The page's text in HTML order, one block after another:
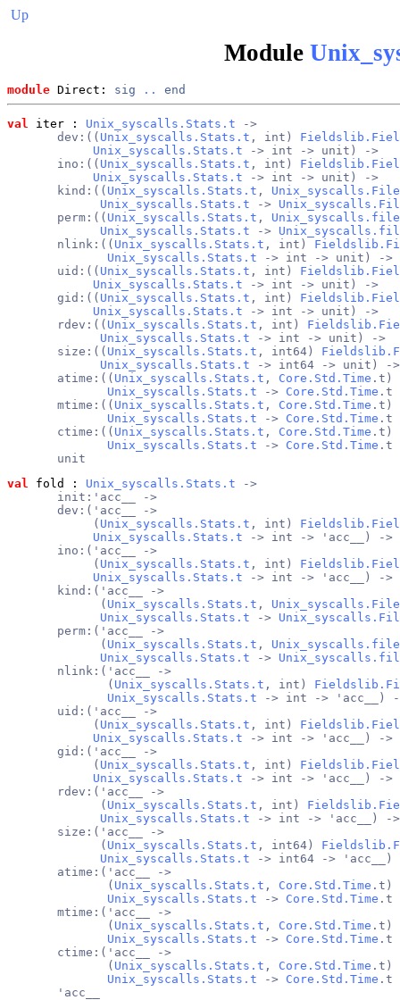
Up
Module
module Direct: sig .. end
val iter : Unix_syscalls.Stats.t ->
       dev:((
Unix_syscalls.Stats.t , int)
Unix_syscalls.Stats.t -> int -> unit) ->
       ino:((
Unix_syscalls.Stats.t , int)
Unix_syscalls.Stats.t -> int -> unit) ->
       kind:((
Unix_syscalls.Stats.t ,
Unix_syscalls.Stats.t ->
       perm:((
Unix_syscalls.Stats.t ,
Unix_syscalls.Stats.t ->
       nlink:((
Unix_syscalls.Stats.t , int)
Unix_syscalls.Stats.t -> int -> unit) ->
       uid:((
Unix_syscalls.Stats.t , int)
Unix_syscalls.Stats.t -> int -> unit) ->
       gid:((
Unix_syscalls.Stats.t , int)
Unix_syscalls.Stats.t -> int -> unit) ->
       rdev:((
Unix_syscalls.Stats.t , int)
Unix_syscalls.Stats.t -> int -> unit) ->
       size:((
Unix_syscalls.Stats.t , int64)
Unix_syscalls.Stats.t -> int64 -> unit) ->
       atime:((
Unix_syscalls.Stats.t , Core.Std.Time .t)
Unix_syscalls.Stats.t -> Core.Std.Time .t
       mtime:((
Unix_syscalls.Stats.t , Core.Std.Time .t)
Unix_syscalls.Stats.t -> Core.Std.Time .t
       ctime:((
Unix_syscalls.Stats.t , Core.Std.Time .t)
Unix_syscalls.Stats.t -> Core.Std.Time .t
       unit
val
fold : Unix_syscalls.Stats.t ->
       init:'acc__ ->
       dev:('acc__ ->
            (
Unix_syscalls.Stats.t , int)
Unix_syscalls.Stats.t -> int -> 'acc__) ->
       ino:('acc__ ->
            (
Unix_syscalls.Stats.t , int)
Unix_syscalls.Stats.t -> int -> 'acc__) ->
       kind:('acc__ ->
             (
Unix_syscalls.Stats.t ,
Unix_syscalls.Stats.t ->
       perm:('acc__ ->
             (
Unix_syscalls.Stats.t ,
Unix_syscalls.Stats.t ->
       nlink:('acc__ ->
              (
Unix_syscalls.Stats.t , int)
Unix_syscalls.Stats.t -> int -> 'acc__) -
       uid:('acc__ ->
            (
Unix_syscalls.Stats.t , int)
Unix_syscalls.Stats.t -> int -> 'acc__) ->
       gid:('acc__ ->
            (
Unix_syscalls.Stats.t , int)
Unix_syscalls.Stats.t -> int -> 'acc__) ->
       rdev:('acc__ ->
             (
Unix_syscalls.Stats.t , int)
Unix_syscalls.Stats.t -> int -> 'acc__) ->
       size:('acc__ ->
             (
Unix_syscalls.Stats.t , int64)
Unix_syscalls.Stats.t -> int64 -> 'acc__)
       atime:('acc__ ->
              (
Unix_syscalls.Stats.t , Core.Std.Time .t)
Unix_syscalls.Stats.t -> Core.Std.Time .t
       mtime:('acc__ ->
              (
Unix_syscalls.Stats.t , Core.Std.Time .t)
Unix_syscalls.Stats.t -> Core.Std.Time .t
       ctime:('acc__ ->
              (
Unix_syscalls.Stats.t , Core.Std.Time .t)
Unix_syscalls.Stats.t -> Core.Std.Time .t
       'acc__